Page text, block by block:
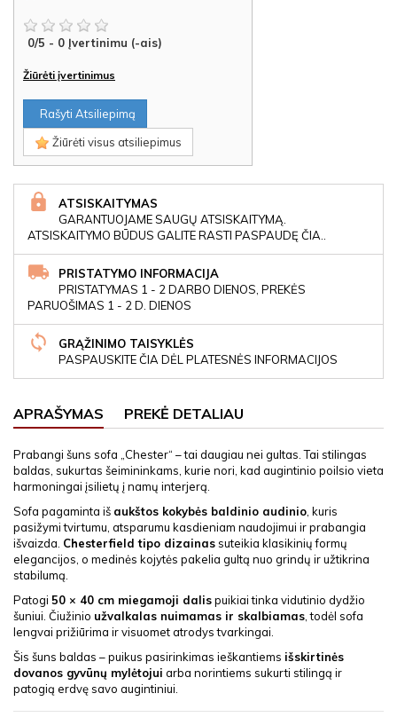
0/5 - 0 Įvertinimu (-ais)
Žiūrėti įvertinimus
Rašyti Atsiliepimą
Žiūrėti visus atsiliepimus
ATSISKAITYMAS
GARANTUOJAME SAUGŲ ATSISKAITYMĄ.
ATSISKAITYMO BŪDUS GALITE RASTI PASPAUDĘ ČIA..
PRISTATYMO INFORMACIJA
PRISTATYMAS 1 - 2 DARBO DIENOS, PREKĖS
PARUOŠIMAS 1 - 2 D. DIENOS
GRĄŽINIMO TAISYKLĖS
PASPAUSKITE ČIA DĖL PLATESNĖS INFORMACIJOS
APRAŠYMAS PREKĖ DETALIAU
Prabangi šuns sofa „Chester“ – tai daugiau nei gultas. Tai stilingas
baldas, sukurtas šeimininkams, kurie nori, kad augintinio poilsio vieta
harmoningai įsilietų į namų interjerą.
Sofa pagaminta iš aukštos kokybės baldinio audinio, kuris
pasižymi tvirtumu, atsparumu kasdieniam naudojimui ir prabangia
išvaizda. Chesterfield tipo dizainassuteikia klasikinių formų
elegancijos, o medinės kojytės pakelia gultą nuo grindų ir užtikrina
stabilumą.
Patogi 50 × 40 cm miegamoji dalispuikiai tinka vidutinio dydžio
šuniui. Čiužinio užvalkalas nuimamas ir skalbiamas, todėl sofa
lengvai prižiūrima ir visuomet atrodys tvarkingai.
Šis šuns baldas – puikus pasirinkimas ieškantiems išskirtinės
dovanos gyvūnų mylėtojui arba norintiems sukurti stilingą ir
patogią erdvę savo augintiniui.